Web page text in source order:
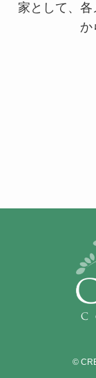
家として、 各
か
©